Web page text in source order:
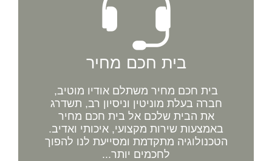
בית חכם מחיר
בית חכם מחיר משתלם אודיו מוטיב,
חברה בעלת מוניטין וניסיון רב, תשדרג
את הבית שלכם אל בית חכם מחיר
באמצעות שירות מקצועי, איכותי ואדיב.
הטכנולוגיה מתקדמת ומסייעת לנו להפוך
לחכמים יותר...